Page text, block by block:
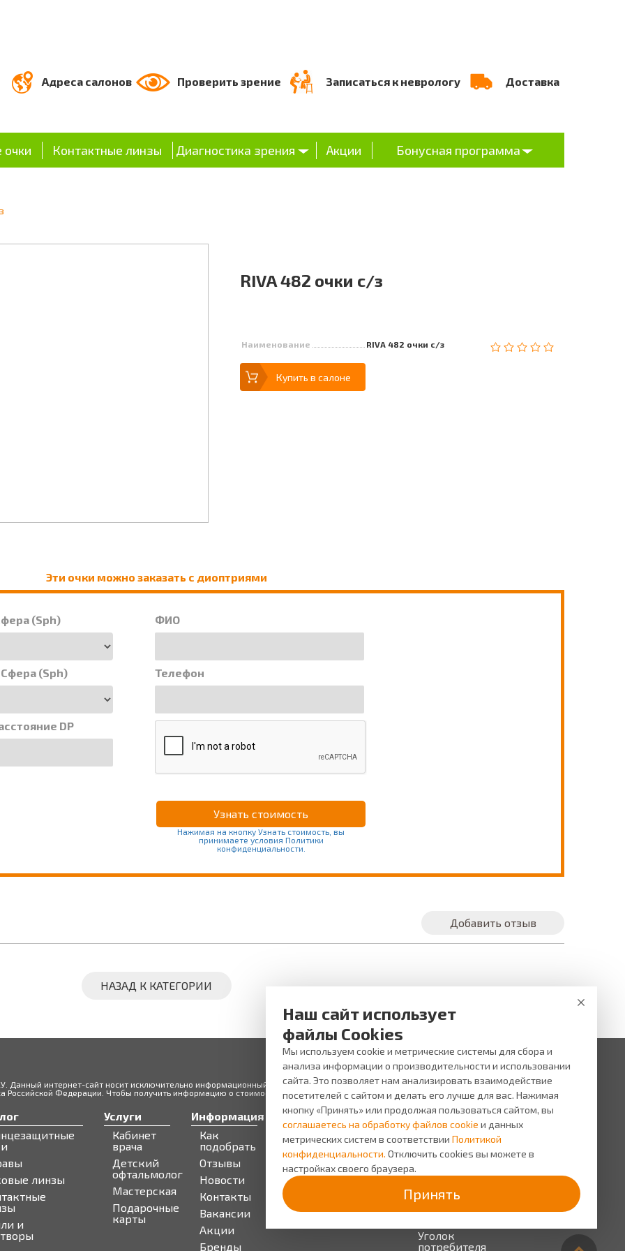
Адреса салонов Проверить зрение Записаться к неврологу Доставка
Контактные линзы Диагностика зрения Акции Бонусная программа
RIVA 482 очки с/з
Наименование RIVA 482 очки с/з
Купить в салоне
Эти очки можно заказать с диоптриями
(Sph)
Сфера (Sph)
DP
ФИО
Телефон
Нажимая на кнопку Узнать стоимость, вы
принимаете условия Политики
конфиденциальности.
Добавить отзыв
НАЗАД К КАТЕГОРИИ
интернет-сайт носит исключительно информационный характер и ни при каких условиях не является публичной офертой,
Российской Федерации. Чтобы получить информацию о стоимости товаров и услуг, пожалуйста, обращайтесь в салоны оптики ВИЖУ.
линзы
и
Услуги
Кабинет
врача
Детский
офтальмолог
Мастерская
Подарочные
карты
Информация
Как
подобрать
Отзывы
Новости
Контакты
Вакансии
Акции
Бренды
Сервисы
Запись на прием
Бонусная
программа
О компании
О
компании
Новости
Прайс-
Уголок
потребителя
Наш сайт использует
файлы Cookies
Мы используем cookie и метрические системы для сбора и
анализа информации о производительности и использовании
сайта. Это позволяет нам анализировать взаимодействие
посетителей с сайтом и делать его лучше для вас. Нажимая
кнопку «Принять» или продолжая пользоваться сайтом, вы
соглашаетесь на обработку файлов cookie и данных
метрических систем в соответствии Политикой
конфиденциальности. Отключить cookies вы можете в
настройках своего браузера.
Принять